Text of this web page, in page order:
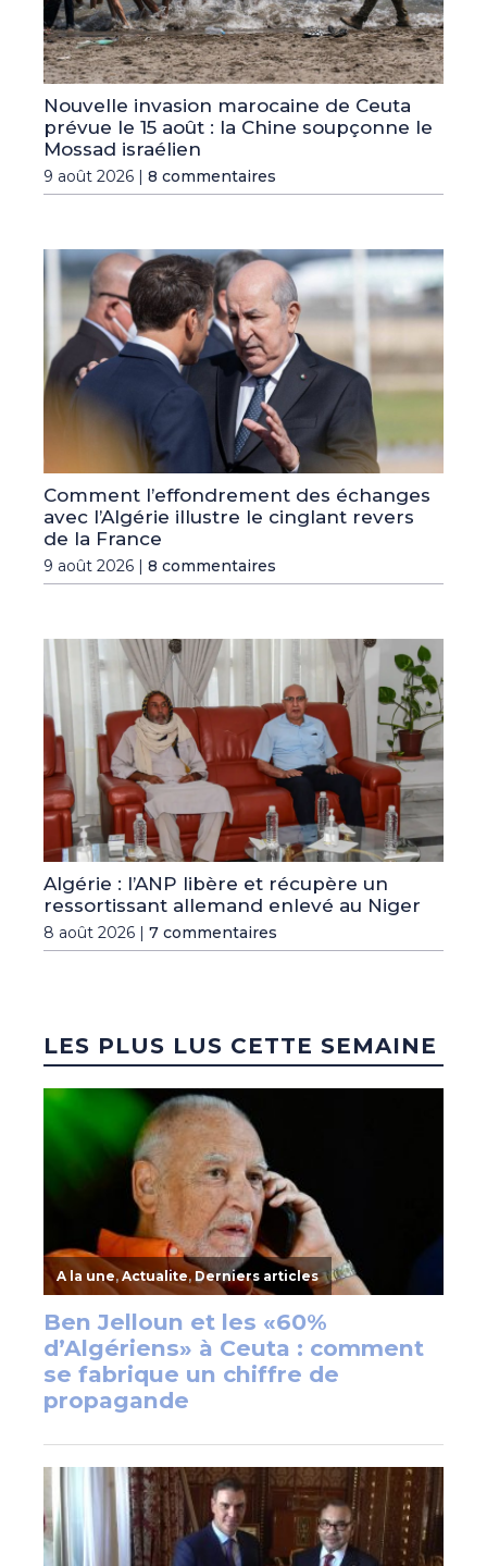
Nouvelle invasion marocaine de Ceuta
prévue le 15 août : la Chine soupçonne le
Mossad israélien
9 août 2026 | 8 commentaires
Comment l’effondrement des échanges
avec l’Algérie illustre le cinglant revers
de la France
9 août 2026 | 8 commentaires
Algérie : l’ANP libère et récupère un
ressortissant allemand enlevé au Niger
8 août 2026 | 7 commentaires
LES PLUS LUS CETTE SEMAINE